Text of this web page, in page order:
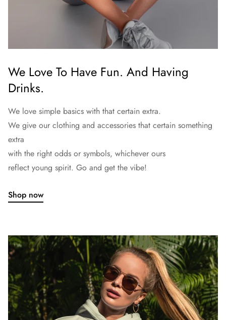
We Love To Have Fun. And Having
Drinks.
We love simple basics with that certain extra.
We give our clothing and accessories that certain something
extra
with the right odds or symbols, whichever ours
reflect young spirit. Go and get the vibe!
Shop now